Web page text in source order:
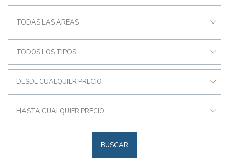
TODAS LAS AREAS
TODOS LOS TIPOS
DESDE CUALQUIER PRECIO
HASTA CUALQUIER PRECIO
BUSCAR